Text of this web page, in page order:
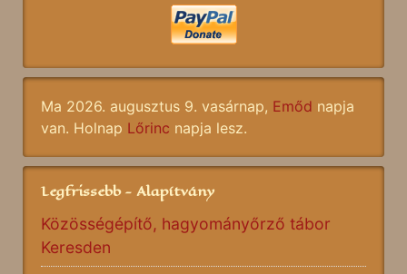
Ma 2026. augusztus 9. vasárnap, Emőd napja
van. Holnap Lőrinc napja lesz.
Legfrissebb - Alapítvány
Közösségépítő, hagyományőrző tábor
Keresden